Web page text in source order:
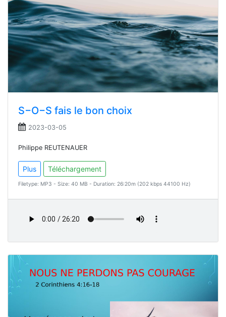
S−O−S fais le bon choix
2023-03-05
Philippe REUTENAUER
Plus Téléchargement
Filetype: MP3 - Size: 40 MB - Duration: 26:20m (202 kbps 44100 Hz)